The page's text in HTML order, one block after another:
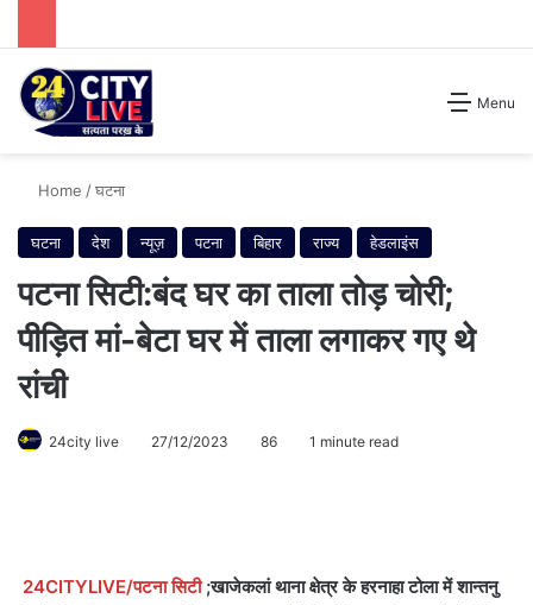
Menu
Search for
Home /घटना
घटना देश न्यूज़ पटना बिहार राज्य हेडलाइंस
पटना सिटी:बंद घर का ताला तोड़ चोरी;
पीड़ित मां-बेटा घर में ताला लगाकर गए थे
रांची
24city live 27/12/2023 86 1 minute read
24CITYLIVE/पटना सिटी ;खाजेकलां थाना क्षेत्र के हरनाहा टोला में शान्तनु